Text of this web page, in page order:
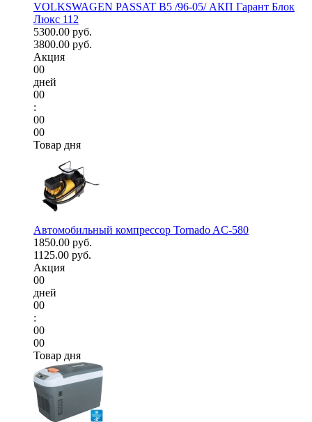
VOLKSWAGEN PASSAT B5 /96-05/ АКП Гарант Блок
Люкс 112
5300.00 руб.
3800.00 руб.
Акция
00
дней
00
:
00
00
Товар дня
Автомобильный компрессор Tornado AC-580
1850.00 руб.
1125.00 руб.
Акция
00
дней
00
:
00
00
Товар дня